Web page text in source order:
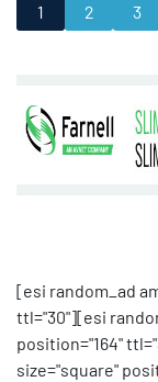
1 2 3
[esi random_ad
ttl="30"][esi
position="164"
size="square"